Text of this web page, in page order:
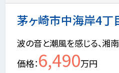
茅ヶ崎市中海岸4
波の音と潮風を感じる、湘
価格 6,490万円